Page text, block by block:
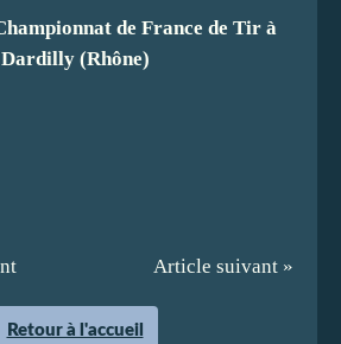
de France de Tir à
Dardilly (Rhône)
Article suivant »
Retour à l'accueil